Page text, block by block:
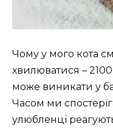
Чому у мого кота
хвилюватися –
може виникати у
Часом ми
улюбленці